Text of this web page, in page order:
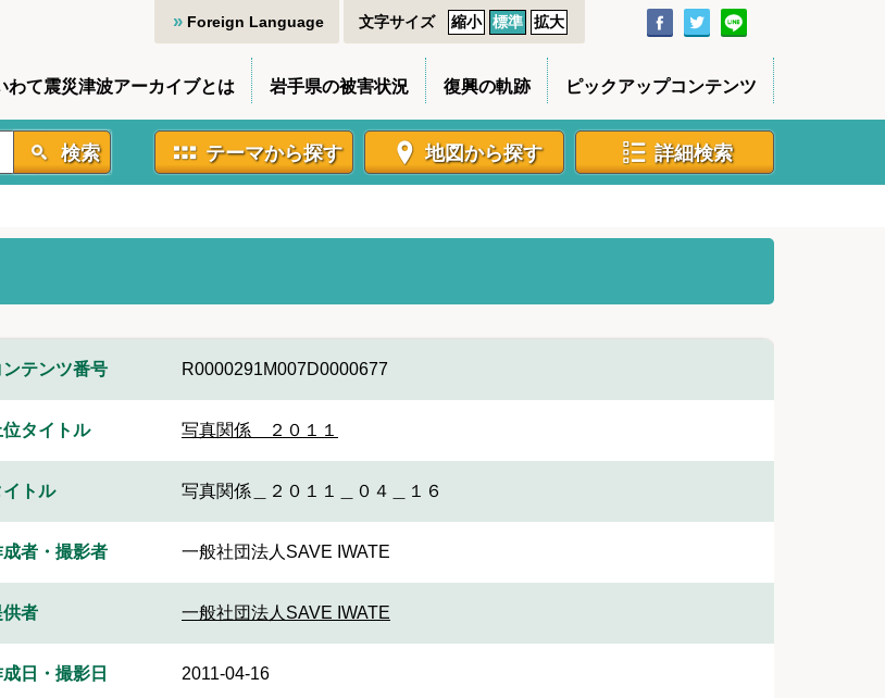
Foreign Language 文字サイズ 縮小 標準 拡大
わて震災津波アーカイブとは 岩手県の被害状況 復興の軌跡 ピックアップコンテンツ
検索 テーマから探す 地図から探す 詳細検索
ンテンツ番号 R0000291M007D0000677
位タイトル 写真関係 ２０１１
イトル 写真関係＿２０１１＿０４＿１６
成者・撮影者 一般社団法人SAVE IWATE
供者 一般社団法人SAVE IWATE
日・撮影日 2011-04-16